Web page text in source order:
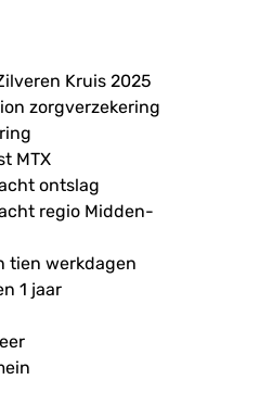
Kruis 2025
zorgverzekering
MTX
ontslag
regio Midden-
tien werkdagen
1 jaar